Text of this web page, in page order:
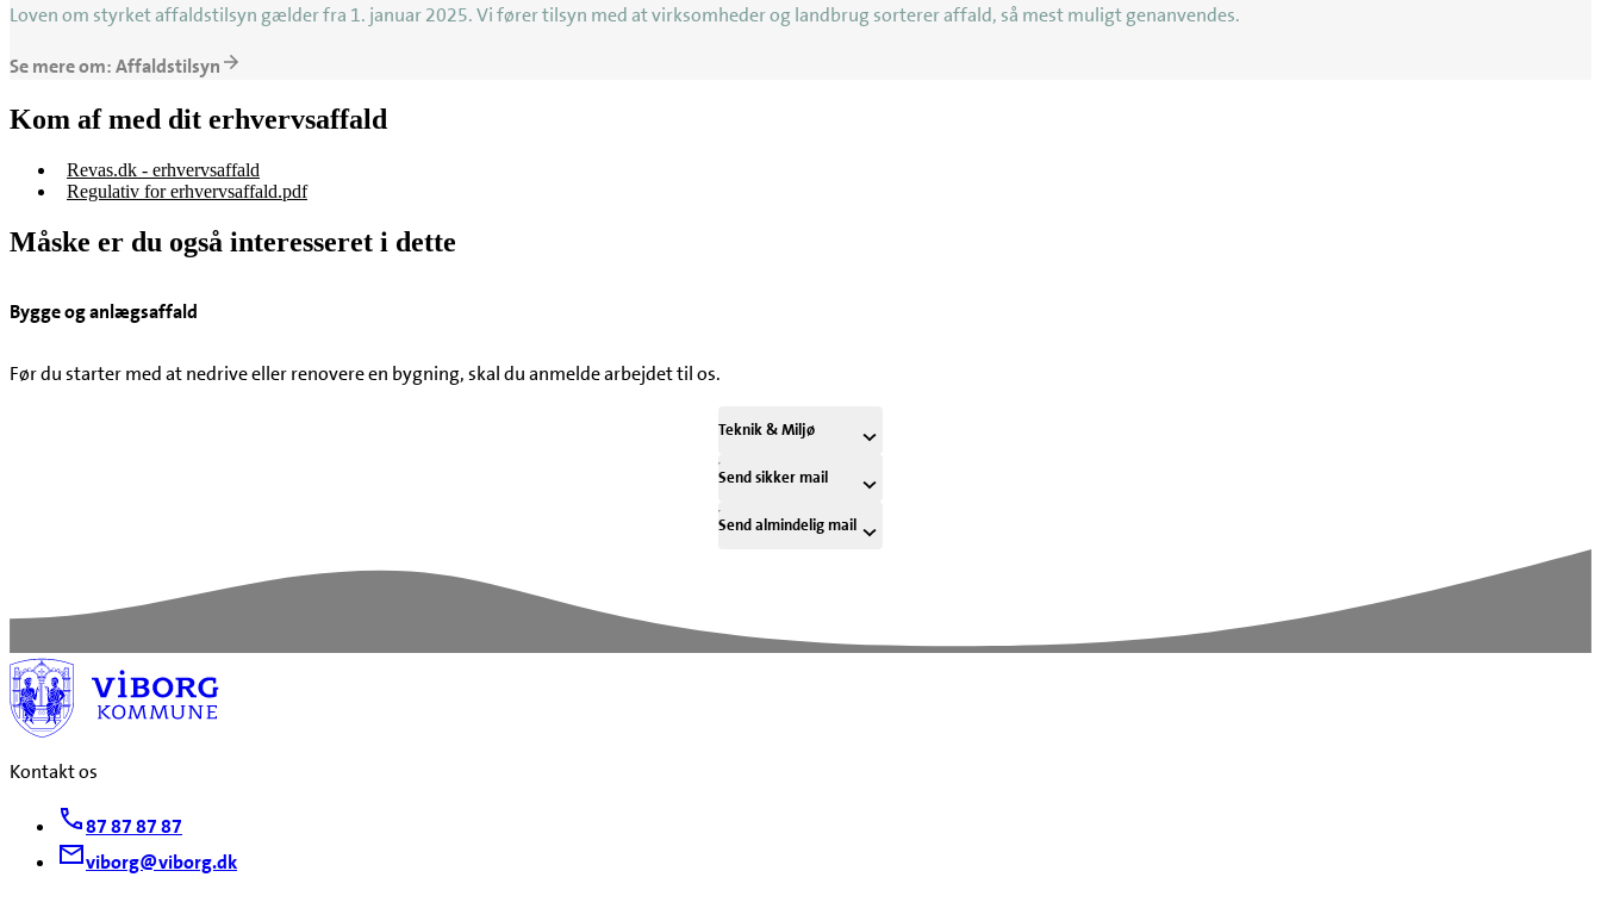
Loven om styrket affaldstilsyn gælder fra 1. januar 2025. Vi fører tilsyn med at virksomheder og landbrug sorterer affald, så mest muligt genanvendes.
Se mere om: Affaldstilsyn
Kom af med dit erhvervsaffald
Revas.dk - erhvervsaffald
Regulativ for erhvervsaffald.pdf
Måske er du også interesseret i dette
Bygge og anlægsaffald
Før du starter med at nedrive eller renovere en bygning, skal du anmelde arbejdet til os.
Teknik & Miljø
Send sikker mail
Send almindelig mail
Kontakt os
87 87 87 87
viborg@viborg.dk